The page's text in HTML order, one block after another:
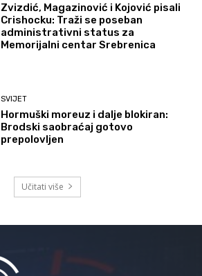
Zvizdić, Magazinović i Kojović pisali
Crishocku: Traži se poseban
administrativni status za
Memorijalni centar Srebrenica
SVIJET
Hormuški moreuz i dalje blokiran:
Brodski saobraćaj gotovo
prepolovljen
Učitati više